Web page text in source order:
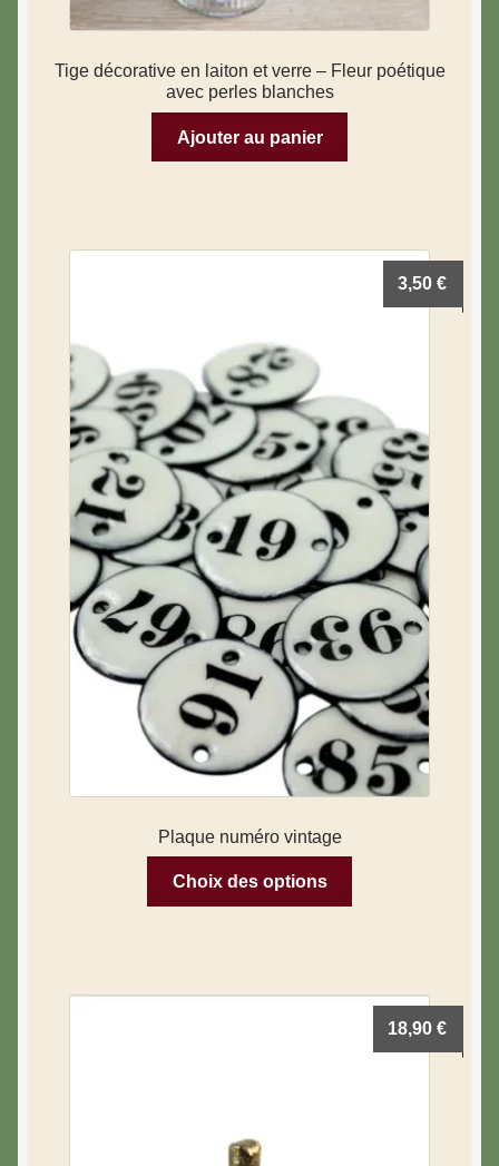
Tige décorative en laiton et verre – Fleur poétique
avec perles blanches
Ajouter au panier
Plaque numéro vintage
3,50€
Choix des options
18,90€